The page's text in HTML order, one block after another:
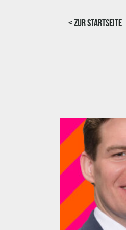
< Zur Startseite